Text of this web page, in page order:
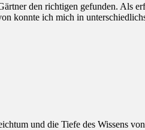
den richtigen gefunden. Als
konnte ich mich in
und die Tiefe des Wissens